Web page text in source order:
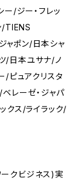
ー/ジー・フレッ
/TIENS
ャポン/日本シャ
/日本ユサナ/ノ
/ピュアクリスタ
レーゼ・ジャパ
クス/ライラック/
クビジネス)実